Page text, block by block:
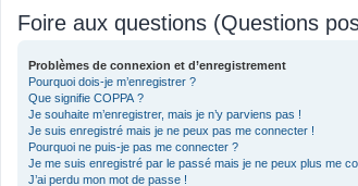
Foire aux questions (Questions
Problèmes de connexion et d’enregistrement
Pourquoi dois-je m’enregistrer ?
Que signifie COPPA ?
Je souhaite m’enregistrer, mais je n’y parviens pas !
Je suis enregistré mais je ne peux pas me connecter !
Pourquoi ne puis-je pas me connecter ?
Je me suis enregistré par le passé mais je ne peux plus me
J’ai perdu mon mot de passe !